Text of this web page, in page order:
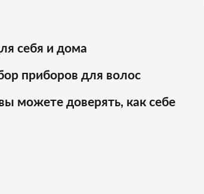
себя и дома
приборов для волос
можете доверять, как себе